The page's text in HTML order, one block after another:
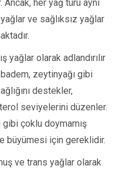
her yağ türü aynı
ve sağlıksız yağlar
yağlar olarak adlandırılır
zeytinyağı gibi
destekler,
seviyelerini düzenler.
çoklu doymamış
büyümesi için gereklidir.
ve trans yağlar olarak